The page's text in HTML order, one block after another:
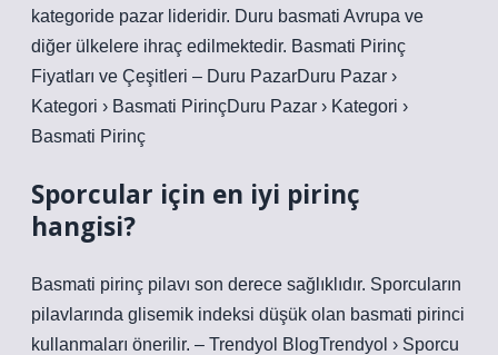
kategoride pazar lideridir. Duru basmati Avrupa ve
diğer ülkelere ihraç edilmektedir. Basmati Pirinç
Fiyatları ve Çeşitleri – Duru PazarDuru Pazar ›
Kategori › Basmati PirinçDuru Pazar › Kategori ›
Basmati Pirinç
Sporcular için en iyi pirinç
hangisi?
Basmati pirinç pilavı son derece sağlıklıdır. Sporcuların
pilavlarında glisemik indeksi düşük olan basmati pirinci
kullanmaları önerilir. – Trendyol BlogTrendyol › Sporcu